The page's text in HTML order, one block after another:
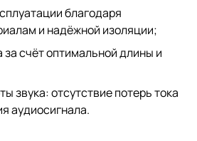
благодаря
и надёжной изоляции;
счёт оптимальной длины и
звука: отсутствие потерь тока
аудиосигнала.